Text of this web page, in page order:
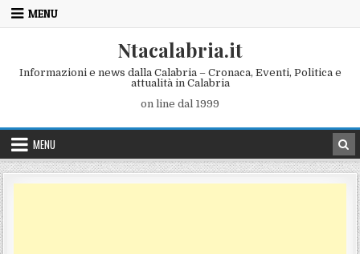
Skip to content
MENU
Ntacalabria.it
Informazioni e news dalla Calabria – Cronaca, Eventi, Politica e
attualità in Calabria
on line dal 1999
MENU